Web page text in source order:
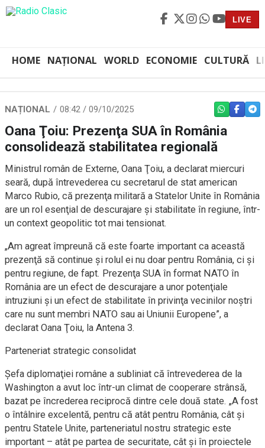
LIVE
HOME NAȚIONAL WORLD ECONOMIE CULTURĂ
NAȚIONAL 08:42 / 09/10/2025 WHATSAPP
Oana Ţoiu: Prezenţa SUA în România
consolidează stabilitatea regională
Ministrul român de Externe, Oana Ţoiu, a declarat miercuri
seară, după întrevederea cu secretarul de stat american
Marco Rubio, că prezenţa militară a Statelor Unite în România
are un rol esenţial de descurajare şi stabilitate în regiune, într-
un context geopolitic tot mai tensionat.
„Am agreat împreună că este foarte important ca această
prezenţă să continue şi rolul ei nu doar pentru România, ci şi
pentru regiune, de fapt. Prezenţa SUA în format NATO în
România are un efect de descurajare a unor potenţiale
intruziuni şi un efect de stabilitate în privinţa vecinilor noştri
care nu sunt membri NATO sau ai Uniunii Europene”, a
declarat Oana Ţoiu, la Antena 3.
Parteneriat strategic consolidat
Şefa diplomaţiei române a subliniat că întrevederea de la
Washington a avut loc într-un climat de cooperare strânsă,
bazat pe încrederea reciprocă dintre cele două state. „A fost
o întâlnire excelentă, pentru că atât pentru România, cât şi
pentru Statele Unite, parteneriatul nostru strategic este
important – atât pe partea de securitate, cât şi în proiectele